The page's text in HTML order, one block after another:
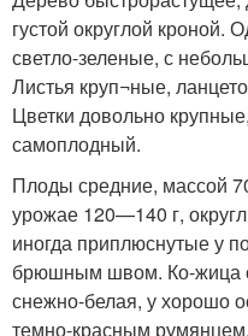
густой округлой кроной.
светло-зеленые, с
Листья круп¬ные,
Цветки довольно
самоплодный.
Плоды средние, массой
урожае 120—140 г,
иногда приплюснутые у
брюшным швом. Ко-жица
снежно-белая, у хорошо
темно-красным